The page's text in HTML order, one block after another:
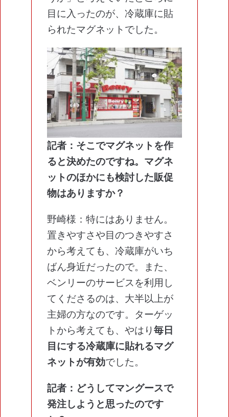
目に入ったのが、冷蔵庫に貼
られたマグネットでした。
記者：そこでマグネットを作
ると決めたのですね。マグネ
ットのほかにも検討した販促
物はありますか？
野崎様：特にはありません。
置きやすさや目のつきやすさ
から考えても、冷蔵庫がいち
ばん身近だったので。また、
ベンリーのサービスを利用し
てくださるのは、大半以上が
主婦の方なのです。ターゲッ
トから考えても、やはり毎日
目にする冷蔵庫に貼れるマグ
ネットが有効でした。
記者：どうしてマングースで
発注しようと思ったのです